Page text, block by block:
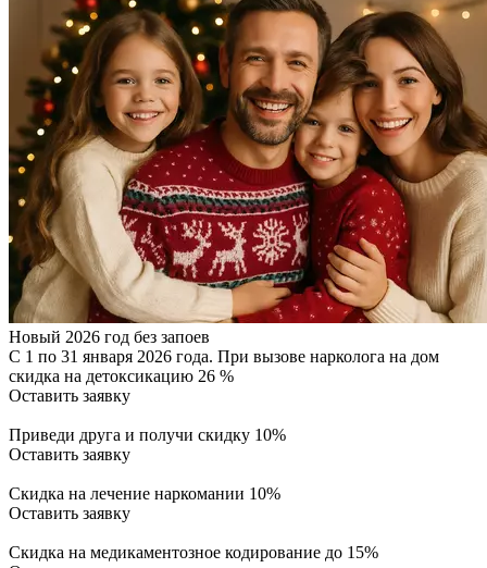
Новый 2026 год без запоев
С 1 по 31 января 2026 года. При вызове нарколога на дом
скидка на детоксикацию 26 %
Оставить заявку
Приведи друга и получи скидку 10%
Оставить заявку
Скидка на лечение наркомании 10%
Оставить заявку
Скидка на медикаментозное кодирование до 15%